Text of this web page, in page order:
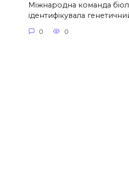
Міжнародна команда
ідентифікувала
0 0